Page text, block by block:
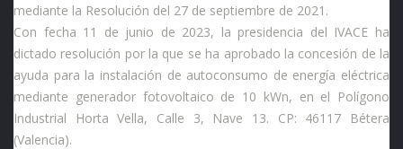
mediante la Resolución del 27 de septiembre de 2021.
Con fecha 11 de junio de 2023, la presidencia del IVACE ha
dictado resolución por la que se ha aprobado la concesión de la
ayuda para la instalación de autoconsumo de energía eléctrica
mediante generador fotovoltaico de 10 kWn, en el Polígono
Industrial Horta Vella, Calle 3, Nave 13. CP: 46117 Bétera
(Valencia).